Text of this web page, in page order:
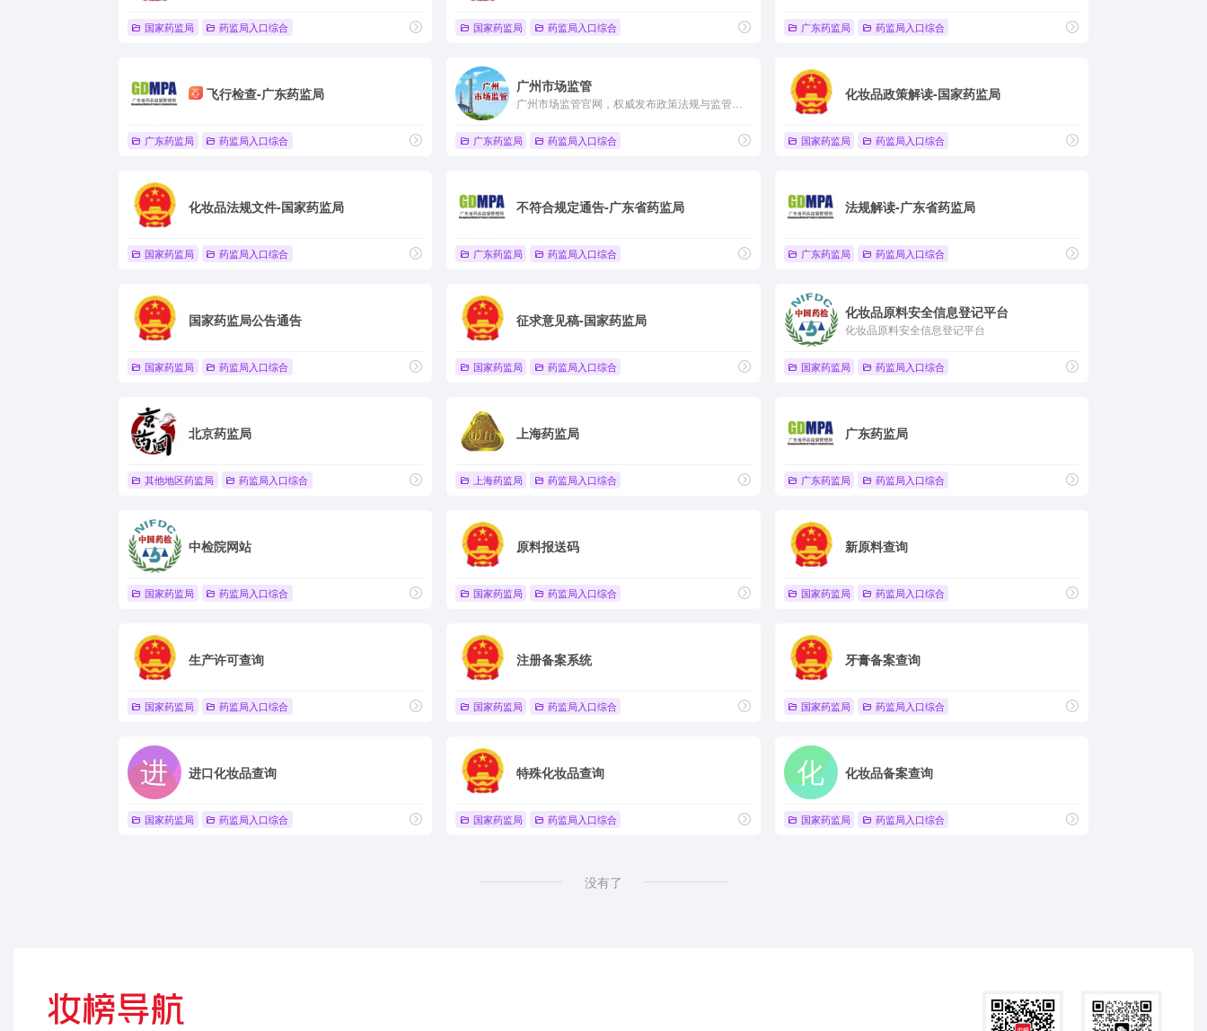
国家药监局 药监局入口综合 国家药监局 药监局入口综合 广东药监局 药监局入口综合
飞行检查-广东药监局
广东药监局 药监局入口综合
广州市场监管
广东药监局 药监局入口综合
化妆品政策解读-国家药监局
国家药监局 药监局入口综合
化妆品法规文件-国家药监局
国家药监局 药监局入口综合
不符合规定通告-广东省药监局
广东药监局 药监局入口综合
法规解读-广东省药监局
广东药监局 药监局入口综合
国家药监局公告通告
国家药监局 药监局入口综合
征求意见稿-国家药监局
国家药监局 药监局入口综合
化妆品原料安全信息登记平台
化妆品原料安全信息登记平台
国家药监局 药监局入口综合
北京药监局
其他地区药监局 药监局入口综合
上海药监局
上海药监局 药监局入口综合
广东药监局
广东药监局 药监局入口综合
中检院网站
国家药监局 药监局入口综合
原料报送码
国家药监局 药监局入口综合
新原料查询
国家药监局 药监局入口综合
生产许可查询
国家药监局 药监局入口综合
注册备案系统
国家药监局 药监局入口综合
牙膏备案查询
国家药监局 药监局入口综合
进口化妆品查询
国家药监局 药监局入口综合
特殊化妆品查询
国家药监局 药监局入口综合
化妆品备案查询
国家药监局 药监局入口综合
没有了